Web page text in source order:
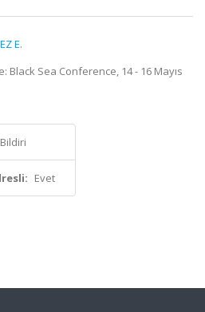
E.
Sea Conference, 14 - 16 Mayıs
Evet